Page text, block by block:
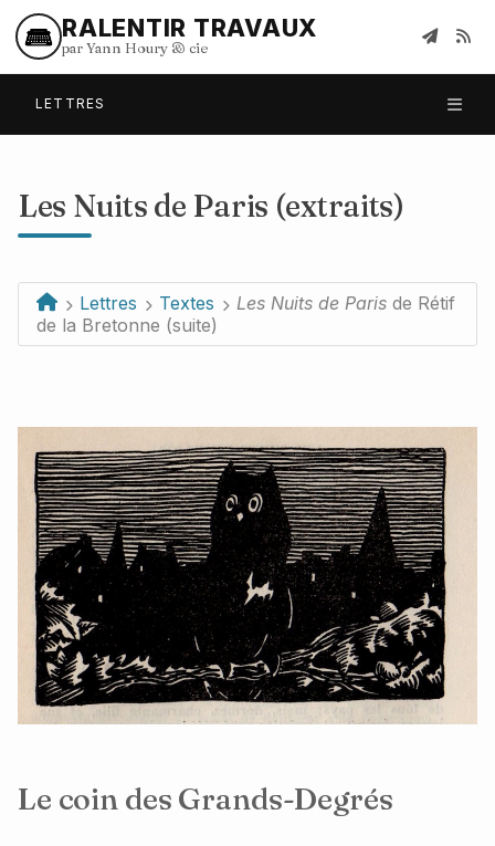
RALENTIR TRAVAUX
par Yann Houry & cie
LETTRES
Les Nuits de Paris (extraits)
Lettres Textes Les Nuits de Paris de Rétif
de la Bretonne (suite)
Le coin des Grands-Degrés